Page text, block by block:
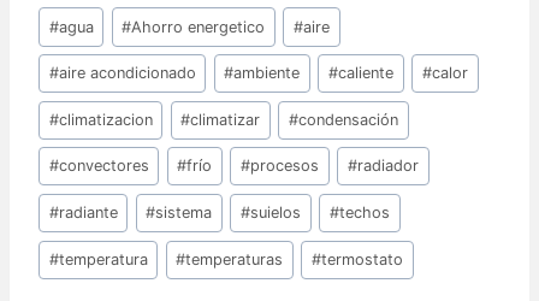
Etiquetas
de
la
entrada:
#agua #Ahorro energetico #aire
#aire acondicionado #ambiente #caliente #calor
#climatizacion #climatizar #condensación
#convectores #frío #procesos #radiador
#radiante #sistema #suielos #techos
#temperatura #temperaturas #termostato